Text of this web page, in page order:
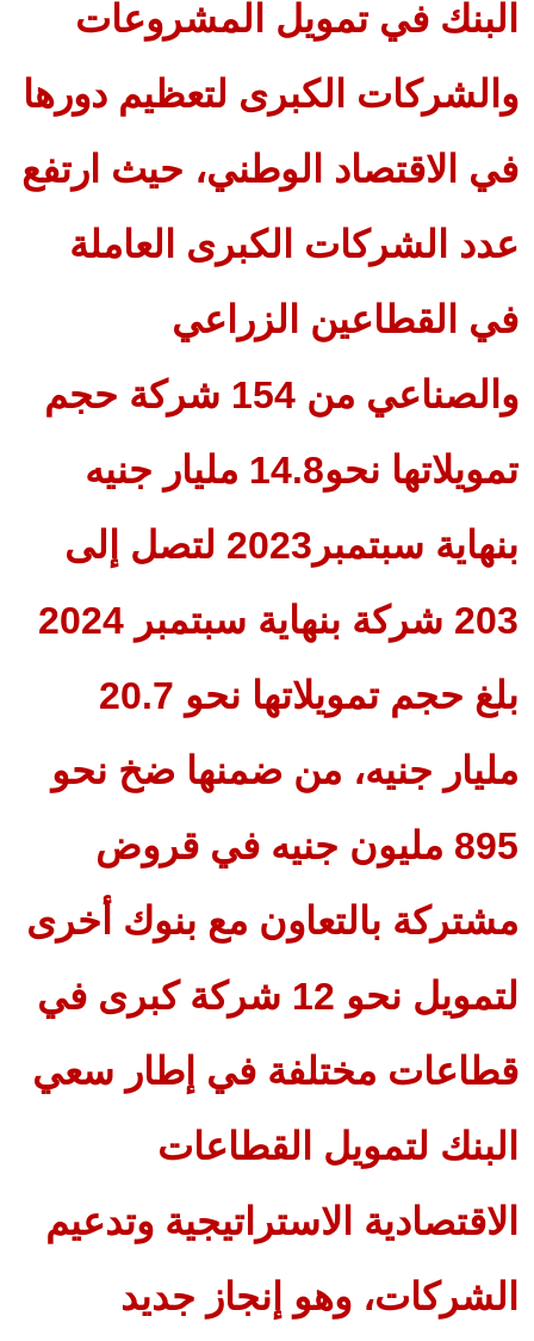
البنك في تمويل المشروعات
والشركات الكبرى لتعظيم دورها
في الاقتصاد الوطني، حيث ارتفع
عدد الشركات الكبرى العاملة
في القطاعين الزراعي
والصناعي من 154 شركة حجم
تمويلاتها نحو14.8 مليار جنيه
بنهاية سبتمبر2023 لتصل إلى
203 شركة بنهاية سبتمبر 2024
بلغ حجم تمويلاتها نحو 20.7
مليار جنيه، من ضمنها ضخ نحو
895 مليون جنيه في قروض
مشتركة بالتعاون مع بنوك أخرى
لتمويل نحو 12 شركة كبرى في
قطاعات مختلفة في إطار سعي
البنك لتمويل القطاعات
الاقتصادية الاستراتيجية وتدعيم
الشركات، وهو إنجاز جديد